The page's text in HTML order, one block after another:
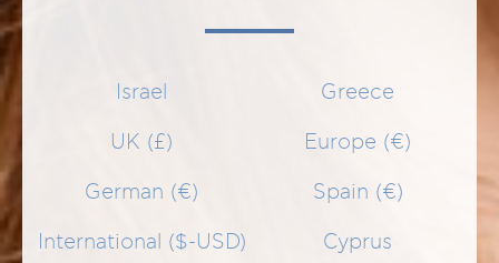
Israel Greece
UK (£) Europe (€)
German (€) Spain (€)
International ($-USD) Cyprus